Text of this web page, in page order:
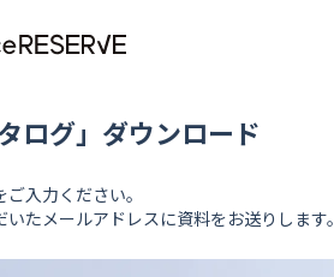
ログ」ダウンロード
入力ください。
たメールアドレスに資料をお送りします。